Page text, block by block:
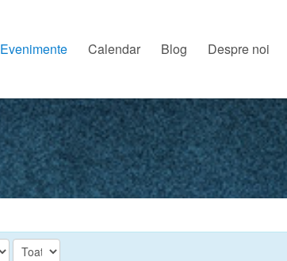
Evenimente Calendar Blog Despre noi